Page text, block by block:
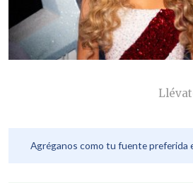
Agréganos como tu fuente preferida